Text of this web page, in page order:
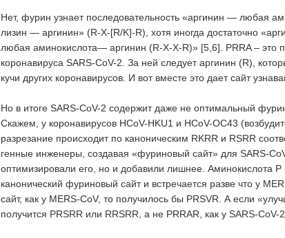
Нет, фурин узнает последовательность «аргинин — любая
лизин — аргинин» (R-X-[R/K]-R), хотя иногда достаточно
любая аминокислота— аргинин (R-X-X-R)» [5,6]. PRRA – это
коронавируса SARS-CoV-2. За ней следует аргинин (R),
кучи других коронавирусов. И вот вместе это дает сайт
Но в итоге SARS-CoV-2 содержит даже не оптимальный
Скажем, у коронавирусов HCoV-HKU1 и HCoV-OC43
разрезание происходит по каноническим RKRR и RSRR
генные инженеры, создавая «фуриновый сайт» для SARS-
оптимизировали его, но и добавили лишнее. Аминокислота P
канонический фуриновый сайт и встречается разве что у
сайт, как у MERS-CoV, то получилось бы PRSVR. А если
получится PRSRR или RRSRR, а не PRRAR, как у SARS-CoV-2.